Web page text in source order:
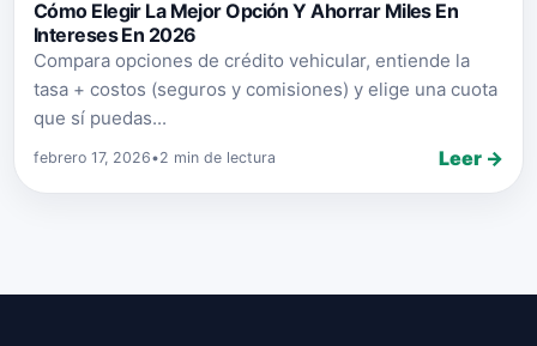
Cómo Elegir La Mejor Opción Y Ahorrar Miles En
Intereses En 2026
Compara opciones de crédito vehicular, entiende la
tasa + costos (seguros y comisiones) y elige una cuota
que sí puedas...
febrero 17, 2026•2 min de lectura Leer →